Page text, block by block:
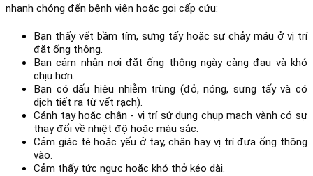
nhanh chóng đến bệnh viện hoặc gọi cấp cứu:
Bạn thấy vết bầm tím, sưng tấy hoặc sự chảy máu ở vị trí
đặt ống thông.
Bạn cảm nhận nơi đặt ống thông ngày càng đau và khó
chịu hơn.
Bạn có dấu hiệu nhiễm trùng (đỏ, nóng, sưng tấy và có
dịch tiết ra từ vết rạch).
Cánh tay hoặc chân - vị trí sử dụng chụp mạch vành có sự
thay đổi về nhiệt độ hoặc màu sắc.
Cảm giác tê hoặc yếu ở tay, chân hay vị trí đưa ống thông
vào.
Cảm thấy tức ngực hoặc khó thở kéo dài.